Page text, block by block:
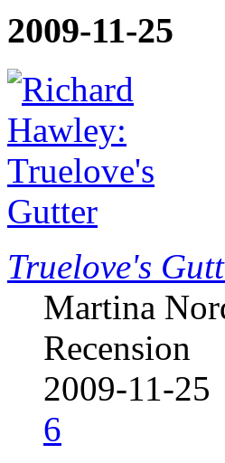
2009-11-25
Truelove's
Martina
Recension
2009-11-25
6